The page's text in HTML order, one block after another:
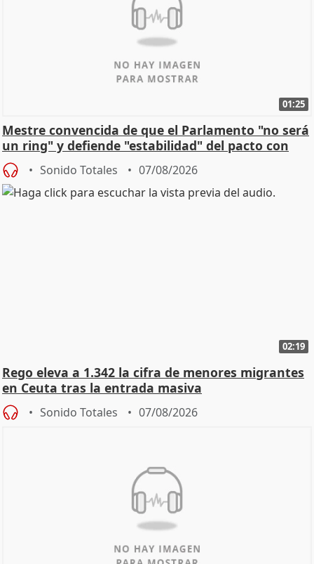
01:25
Mestre convencida de que el Parlamento "no será
un ring" y defiende "estabilidad" del pacto con
Vox
Sonido Totales 07/08/2026
02:19
Rego eleva a 1.342 la cifra de menores migrantes
en Ceuta tras la entrada masiva
Sonido Totales 07/08/2026